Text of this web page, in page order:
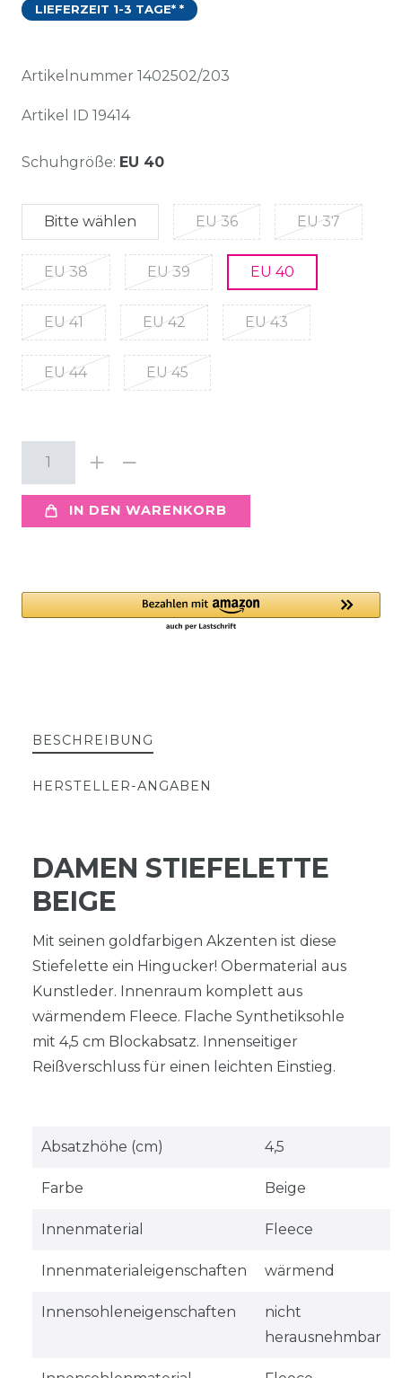
LIEFERZEIT 1-3 TAGE* *
Artikelnummer 1402502/203
Artikel ID 19414
Schuhgröße: EU 40
Bitte wählen EU 36 EU 37
EU 38 EU 39 EU 40
EU 41 EU 42 EU 43
EU 44 EU 45
IN DEN WARENKORB
BESCHREIBUNG
HERSTELLER-ANGABEN
DAMEN STIEFELETTE
BEIGE
Mit seinen goldfarbigen Akzenten ist diese
Stiefelette ein Hingucker! Obermaterial aus
Kunstleder. Innenraum komplett aus
wärmendem Fleece. Flache Synthetiksohle
mit 4,5 cm Blockabsatz. Innenseitiger
Reißverschluss für einen leichten Einstieg.
Absatzhöhe (cm) 4,5
Farbe Beige
Innenmaterial Fleece
Innenmaterialeigenschaften wärmend
Innensohleneigenschaften
nicht
herausnehmbar